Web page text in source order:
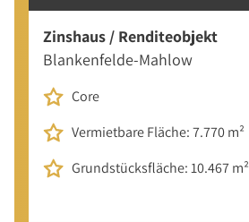
Zinshaus / Renditeobjekt
Blankenfelde-Mahlow
Core
Vermietbare Fläche: 7.770 m²
Grundstücksfläche: 10.467 m²